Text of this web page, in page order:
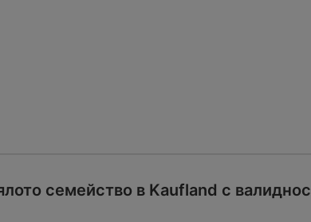
семейство в Kaufland с валиднос